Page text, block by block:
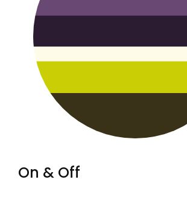
On & Off